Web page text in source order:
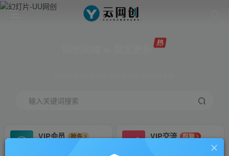
输入关键词搜索
VIP会员
抢先
VIP交流
群聊
研究探讨更多创业项目路子。